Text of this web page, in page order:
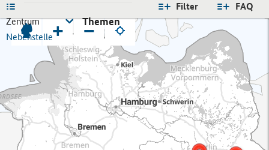
FAQ
Filter
Zentrum
Nebenstelle
Themen
+ −